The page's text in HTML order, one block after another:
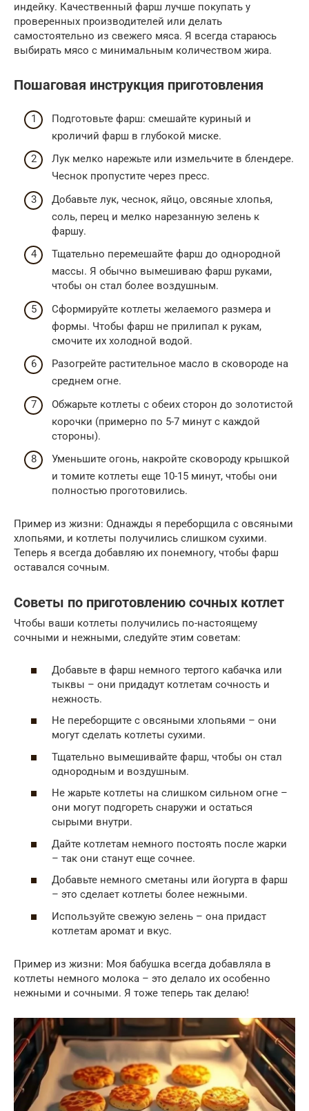
индейку. Качественный фарш лучше покупать у
проверенных производителей или делать
самостоятельно из свежего мяса. Я всегда стараюсь
выбирать мясо с минимальным количеством жира.
Пошаговая инструкция приготовления
Подготовьте фарш: смешайте куриный и
кроличий фарш в глубокой миске.
Лук мелко нарежьте или измельчите в блендере.
Чеснок пропустите через пресс.
Добавьте лук, чеснок, яйцо, овсяные хлопья,
соль, перец и мелко нарезанную зелень к
фаршу.
Тщательно перемешайте фарш до однородной
массы. Я обычно вымешиваю фарш руками,
чтобы он стал более воздушным.
Сформируйте котлеты желаемого размера и
формы. Чтобы фарш не прилипал к рукам,
смочите их холодной водой.
Разогрейте растительное масло в сковороде на
среднем огне.
Обжарьте котлеты с обеих сторон до золотистой
корочки (примерно по 5-7 минут с каждой
стороны).
Уменьшите огонь, накройте сковороду крышкой
и томите котлеты еще 10-15 минут, чтобы они
полностью проготовились.
Пример из жизни: Однажды я переборщила с овсяными
хлопьями, и котлеты получились слишком сухими.
Теперь я всегда добавляю их понемногу, чтобы фарш
оставался сочным.
Советы по приготовлению сочных котлет
Чтобы ваши котлеты получились по-настоящему
сочными и нежными, следуйте этим советам:
Добавьте в фарш немного тертого кабачка или
тыквы – они придадут котлетам сочность и
нежность.
Не переборщите с овсяными хлопьями – они
могут сделать котлеты сухими.
Тщательно вымешивайте фарш, чтобы он стал
однородным и воздушным.
Не жарьте котлеты на слишком сильном огне –
они могут подгореть снаружи и остаться
сырыми внутри.
Дайте котлетам немного постоять после жарки
– так они станут еще сочнее.
Добавьте немного сметаны или йогурта в фарш
– это сделает котлеты более нежными.
Используйте свежую зелень – она придаст
котлетам аромат и вкус.
Пример из жизни: Моя бабушка всегда добавляла в
котлеты немного молока – это делало их особенно
нежными и сочными. Я тоже теперь так делаю!